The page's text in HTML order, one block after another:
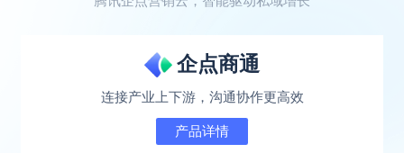
企点商通
连接产业上下游，沟通协作更高效
产品详情